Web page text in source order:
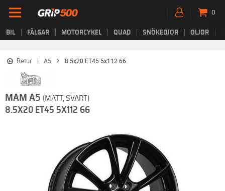
BIL FÄLGAR MOTORCYKEL QUAD SNÖKEDJOR OLJOR
0
Retur A5 8.5x20 ET45 5x112 66
MAM A5 (MATT, SVART)
8.5X20 ET45 5X112 66